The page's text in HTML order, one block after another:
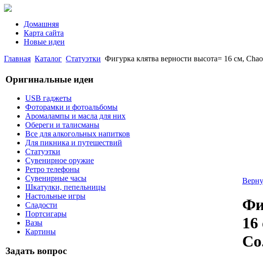
Домашняя
Карта сайта
Новые идеи
Главная Каталог Статуэтки Фигурка клятва верности высота= 16 см,
Оригинальные идеи
USB гаджеты
Фоторамки и фотоальбомы
Аромалампы и масла для них
Обереги и талисманы
Все для алкогольных напитков
Для пикника и путешествий
Статуэтки
Сувенирное оружие
Ретро телефоны
Сувенирные часы
Шкатулки, пепельницы
Настольные игры
Сладости
Портсигары
Вазы
Картины
Задать вопрос